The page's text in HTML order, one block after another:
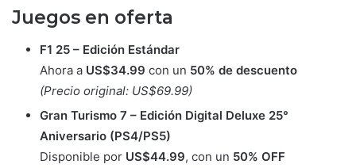
Juegos en oferta
F1 25 – Edición Estándar
Ahora a US$34.99 con un 50% de descuento
(Precio original: US$69.99)
Gran Turismo 7 – Edición Digital Deluxe 25°
Aniversario (PS4/PS5)
Disponible por US$44.99, con un 50% OFF